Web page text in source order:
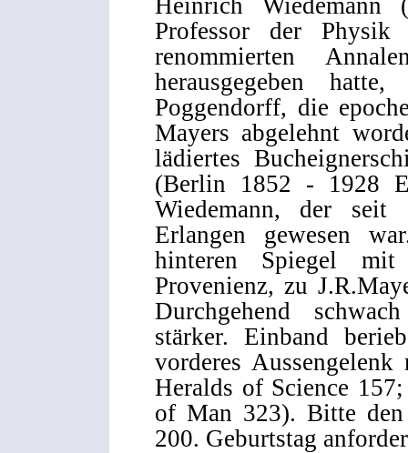
Heinrich
Professor der
renommierten
herausgegeben
Poggendorff, die
Mayers abgelehnt
lädiertes
(Berlin 1852 - 1928
Wiedemann, der
Erlangen gewesen
hinteren Spiegel
Provenienz, zu
Durchgehend
stärker. Einband
vorderes
Heralds of Science
of Man 323). Bitte den
200. Geburtstag